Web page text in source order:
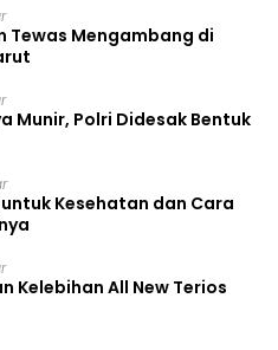
Tewas Mengambang di
Munir, Polri Didesak Bentuk
Kesehatan dan Cara
Kelebihan All New Terios